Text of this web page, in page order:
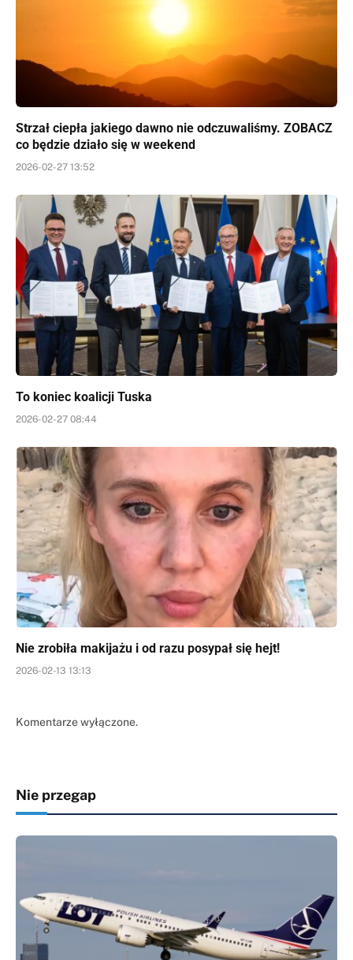
Strzał ciepła jakiego dawno nie odczuwaliśmy. ZOBACZ
co będzie działo się w weekend
2026-02-27 13:52
To koniec koalicji Tuska
2026-02-27 08:44
Nie zrobiła makijażu i od razu posypał się hejt!
2026-02-13 13:13
Komentarze wyłączone.
Nie przegap